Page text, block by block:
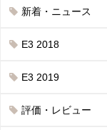
新着・ニュース
E3 2018
E3 2019
評価・レビュー